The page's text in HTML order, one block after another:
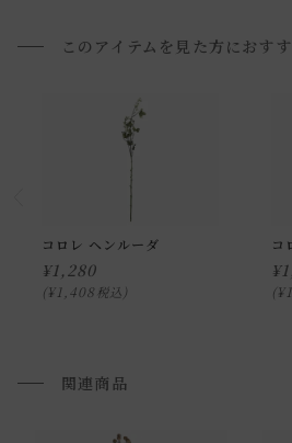
・実際の色と画像の色は、若干の個
・お使いのPC画面等や光の環境によ
際の商品とで色の見え方が異なるこ
このアイテムを見た方におす
コロレ ヘンルーダ
¥1,280
¥1,408 税込
コ
¥
¥
関連商品